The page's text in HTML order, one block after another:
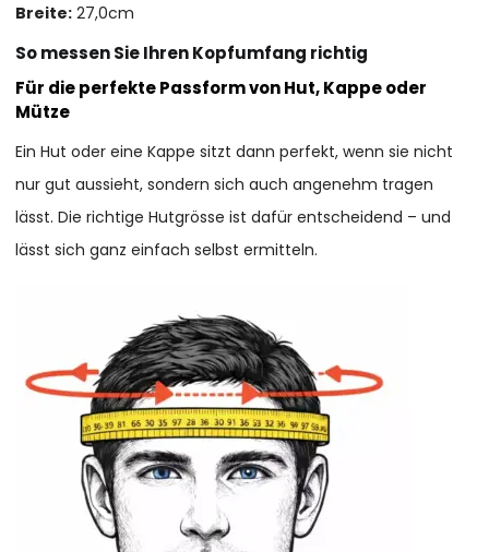
Breite: 27,0cm
So messen Sie Ihren Kopfumfang richtig
Für die perfekte Passform von Hut, Kappe oder
Mütze
Ein Hut oder eine Kappe sitzt dann perfekt, wenn sie nicht
nur gut aussieht, sondern sich auch angenehm tragen
lässt. Die richtige Hutgrösse ist dafür entscheidend – und
lässt sich ganz einfach selbst ermitteln.